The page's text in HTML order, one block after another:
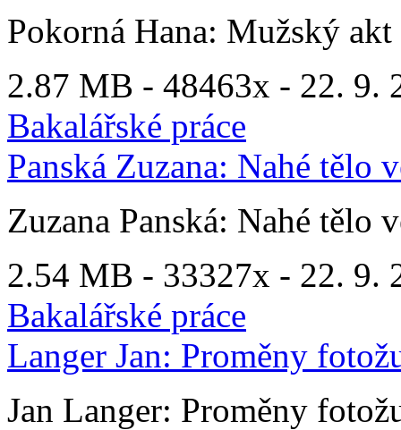
Pokorná Hana: Mužský
2.87 MB - 48463x - 22. 9.
Bakalářské práce
Panská Zuzana: Nahé tělo
Zuzana Panská: Nahé tělo
2.54 MB - 33327x - 22. 9.
Bakalářské práce
Langer Jan: Proměny
Jan Langer: Proměny